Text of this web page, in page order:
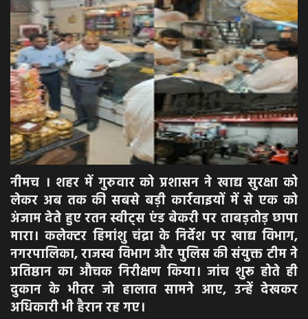
हेल्थ & लाइफ स्टाइल
वीडियो
Gallery
नीमच । शहर में गुरुवार को प्रशासन ने खाद्य सुरक्षा को
लेकर अब तक की सबसे बड़ी कार्रवाइयों में से एक को
अंजाम देते हुए रतन स्वीट्स एंड बेकरी पर ताबड़तोड़ छापा
मारा। कलेक्टर हिमांशु चंद्रा के निर्देश पर खाद्य विभाग,
नगरपालिका, राजस्व विभाग और पुलिस की संयुक्त टीम ने
प्रतिष्ठान का औचक निरीक्षण किया। जांच शुरू होते ही
दुकान के भीतर जो हालात सामने आए, उन्हें देखकर
अधिकारी भी हैरान रह गए।